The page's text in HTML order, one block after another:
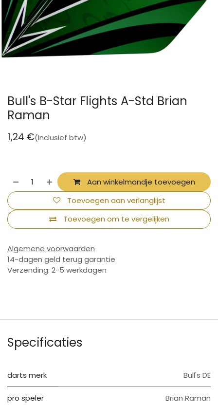
Bull's B-Star Flights A-Std Brian
Raman
1,24 €(Inclusief btw)
Aan winkelmandje toevoegen
Toevoegen om te vergelijken
Toevoegen aan verlanglijst
Algemene voorwaarden
14-dagen geld terug garantie
Verzending: 2-5 werkdagen
Specificaties
darts merk Bull's DE
pro speler Brian Raman